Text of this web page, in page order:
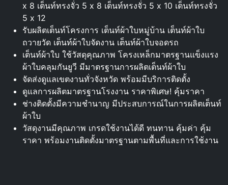
x 8 เต็นท์ทรงจั่ว 5 x 8 เต็นท์ทรงจั่ว 5 x 10 เต็นท์ทรงจั่ว
5 x 12
รับผลิตเต็นท์โครงการ เต็นท์ผ้าใบหมู่บ้าน เต็นท์ผ้าใบ
ถวายวัด เต็นท์ผ้าใบจัดงาน เต็นท์ผ้าใบจอดรถ
เต็นท์ผ้าใบ ใช้วัสดุคุณภาพ โครงเหล็กมาตรฐานแข็งแรง
ผ้าใบคลุมกันยูวี มีมาตรฐานการผลิตเต็นท์ผ้าใบ
จัดส่งดูแลเขตงานทั่วจังหวัด พร้อมมีบริการติดตั้ง
ดูแลการผลิตมาตรฐานโรงงาน ราคาพิเศษ! คุ้มราคา
ช่างติดตั้งมีความชำนาญ มีประสบการณ์ในการผลิตเต็นท์
ผ้าใบ
วัสดุงานมีคุณภาพ เกรดใช้งานได้ดี ทนทาน คุ้มค่า คุ้ม
ราคา พร้อมงานติดตั้งมาตรฐานตามพื้นที่และการใช้งาน